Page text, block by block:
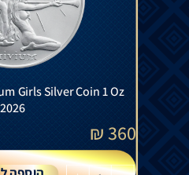
Girls Silver Coin 1 Oz
2026
360
₪